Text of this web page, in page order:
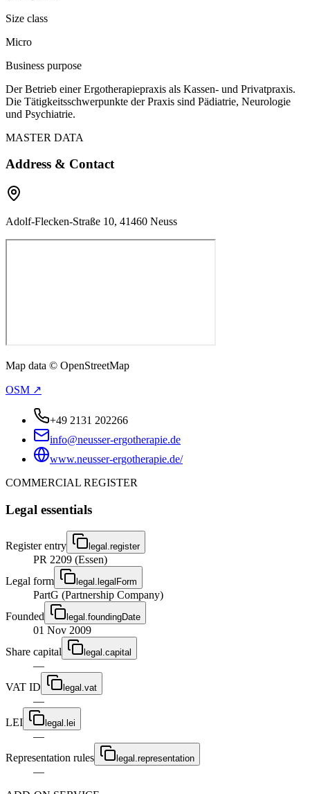
Size class
Micro
Business purpose
Der Betrieb einer Ergotherapiepraxis als Kassen- und Privatpraxis.
Die Tätigkeitsschwerpunkte der Praxis sind Pädiatrie, Neurologie
und Psychiatrie.
MASTER DATA
Address & Contact
Adolf-Flecken-Straße 10, 41460 Neuss
Map data © OpenStreetMap
OSM ↗
+49 2131 202266
info@neusser-ergotherapie.de
www.neusser-ergotherapie.de/
COMMERCIAL REGISTER
Legal essentials
Register entry legal.register
PR 2209 (Essen)
Legal form
legal.legalForm
PartG (Partnership Company)
Founded
legal.foundingDate
01 Nov 2009
Share capital
legal.capital
—
VAT ID
legal.vat
—
LEI
legal.lei
—
Representation rules
legal.representation
—